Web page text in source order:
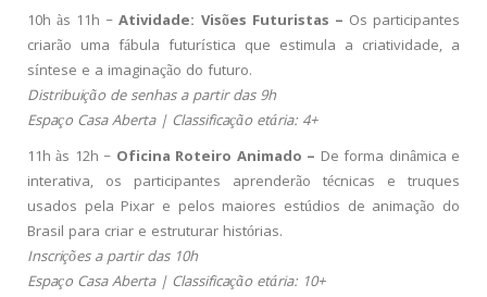
10h às 11h –Atividade: Visões Futuristas – Os participantes
criarão uma fábula futurística que estimula a criatividade, a
síntese e a imaginação do futuro.
Distribuição de senhas a partir das 9h
Espaço Casa Aberta | Classificação etária: 4+
11h às 12h – Oficina Roteiro Animado – De forma dinâmica e
interativa, os participantes aprenderão técnicas e truques
usados pela Pixar e pelos maiores estúdios de animação do
Brasil para criar e estruturar histórias.
Inscrições a partir das 10h
Espaço Casa Aberta | Classificação etária: 10+